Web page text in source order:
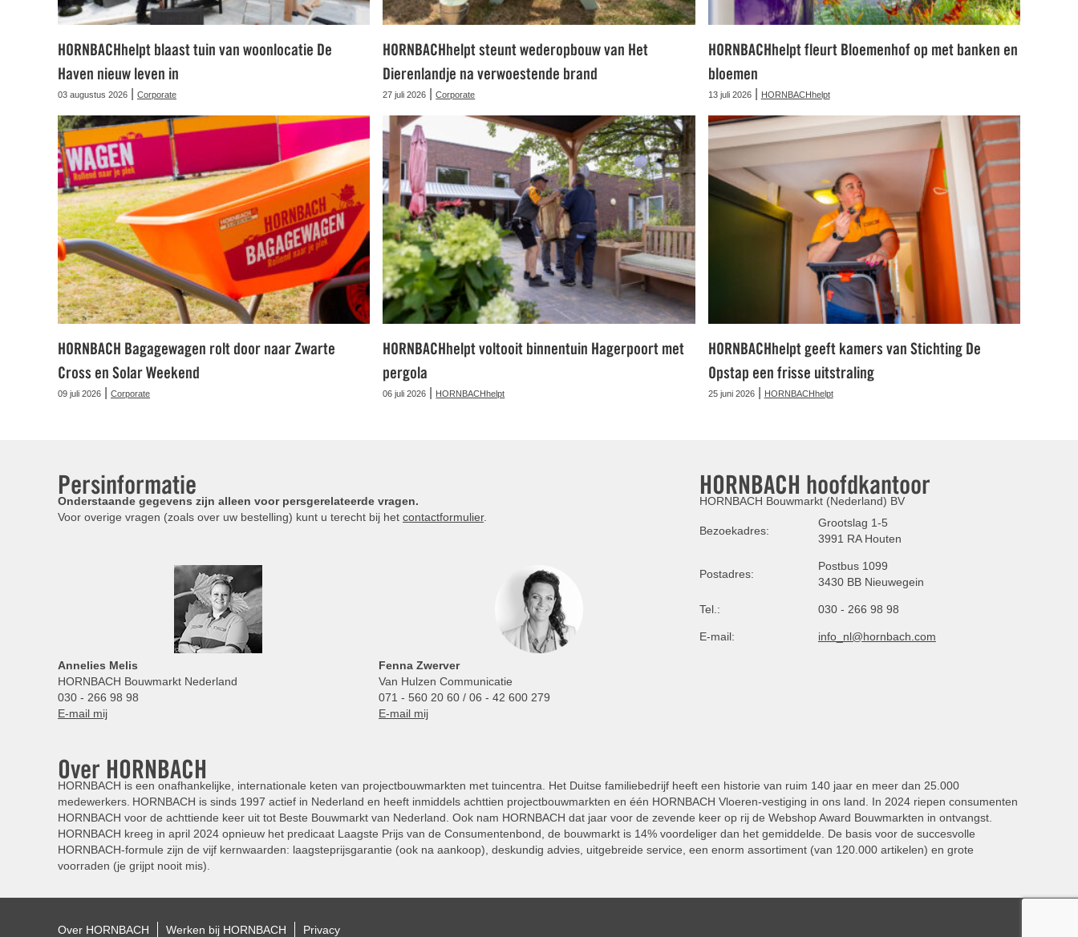
HORNBACHhelpt blaast tuin van woonlocatie De
Haven nieuw leven in
03 augustus 2026 Corporate
HORNBACHhelpt steunt wederopbouw van Het
Dierenlandje na verwoestende brand
27 juli 2026 |Corporate
HORNBACHhelpt fleurt Bloemenhof op met banken en
bloemen
13 juli 2026| HORNBACHhelpt
HORNBACH Bagagewagen rolt door naar Zwarte
Cross en Solar Weekend
09 juli 2026 Corporate
HORNBACHhelpt voltooit binnentuin Hagerpoort met
pergola
06 juli 2026 HORNBACHhelpt
HORNBACHhelpt geeft kamers van Stichting De
Opstap een frisse uitstraling
25 juni 2026| HORNBACHhelpt
Persinformatie
Onderstaande gegevens zijn alleen voor persgerelateerde vragen.
Voor overige vragen (zoals over uw bestelling) kunt u terecht bij het contactformulier.
Annelies Melis
HORNBACH Bouwmarkt Nederland
030 - 266 98 98
E-mail mij
Fenna Zwerver
Van Hulzen Communicatie
071 - 560 20 60 / 06 - 42 600 279
E-mail mij
HORNBACH hoofdkantoor
HORNBACH Bouwmarkt (Nederland) BV
Bezoekadres:
Grootslag 1-5
3991 RA Houten
Postadres:
Postbus 1099
3430 BB Nieuwegein
Tel.: 030 - 266 98 98
E-mail: info_nl@hornbach.com
Over HORNBACH
HORNBACH is een onafhankelijke, internationale keten van projectbouwmarkten met tuincentra. Het Duitse familiebedrijf heeft een historie van ruim 140 jaar en meer dan 25.000
medewerkers. HORNBACH is sinds 1997 actief in Nederland en heeft inmiddels achttien projectbouwmarkten en één HORNBACH Vloeren-vestiging in ons land. In 2024 riepen consumenten
HORNBACH voor de achttiende keer uit tot Beste Bouwmarkt van Nederland. Ook nam HORNBACH dat jaar voor de zevende keer op rij de Webshop Award Bouwmarkten in ontvangst.
HORNBACH kreeg in april 2024 opnieuw het predicaat Laagste Prijs van de Consumentenbond, de bouwmarkt is 14% voordeliger dan het gemiddelde. De basis voor de succesvolle
HORNBACH-formule zijn de vijf kernwaarden: laagsteprijsgarantie (ook na aankoop), deskundig advies, uitgebreide service, een enorm assortiment (van 120.000 artikelen) en grote
voorraden (je grijpt nooit mis).
Over HORNBACH Werken bij HORNBACH Privacy